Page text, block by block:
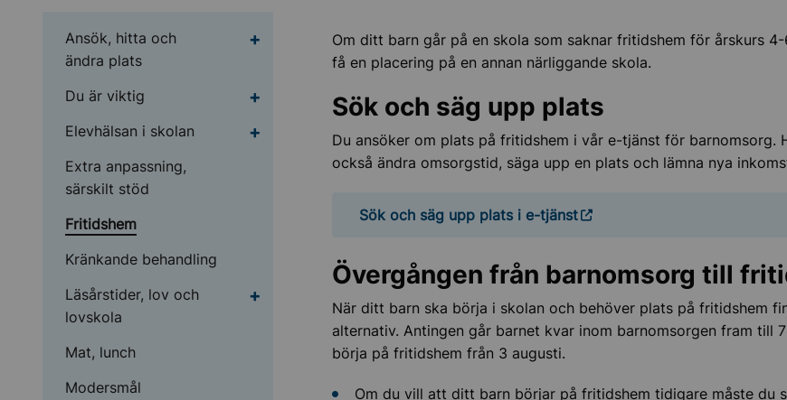
Ansök, hitta och
ändra plats
Undermeny för Ansök, hitta och ändra plats
Du är viktig
Undermeny för Du är viktig
Elevhälsan i skolan
Undermeny för Elevhälsan i skolan
Extra anpassning,
särskilt stöd
Fritidshem
Kränkande behandling
Läsårstider, lov och
lovskola
Undermeny för Läsårstider, lov och lovskola
Mat, lunch
Modersmål
Om ditt barn går på en skola som saknar fritidshem för årskurs
få en placering på en annan närliggande skola.
Sök och säg upp plats
Du ansöker om plats på fritidshem i vår e-tjänst för barnomsorg.
också ändra omsorgstid, säga upp en plats och lämna nya
Sök och säg upp plats i e-tjänst
Övergången från barnomsorg till
När ditt barn ska börja i skolan och behöver plats på fritidshem
alternativ. Antingen går barnet kvar inom barnomsorgen fram till
börja på fritidshem från 3 augusti.
Om du vill att ditt barn börjar på fritidshem tidigare måste du